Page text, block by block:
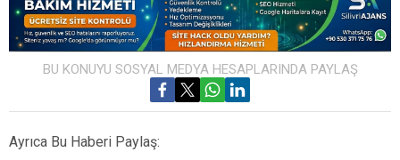
BU KONUYU SOSYAL MEDYA HESAPLARINDA PAYLAŞ
Ayrıca Bu Haberi Paylaş: